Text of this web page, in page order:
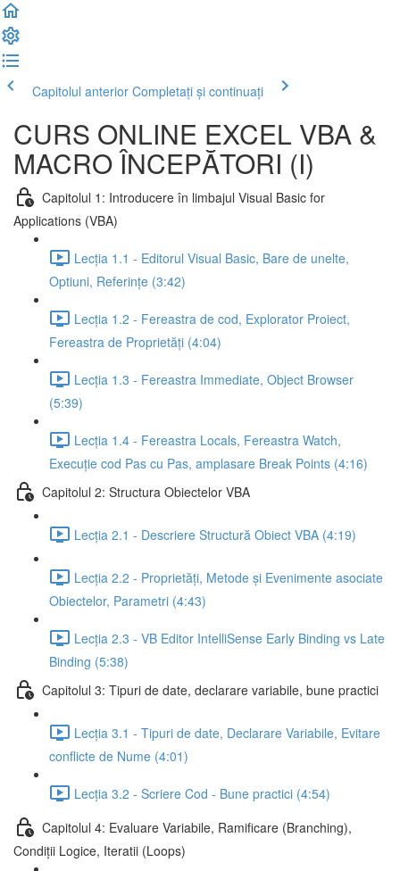
Capitolul anterior Completați și continuați
CURS ONLINE EXCEL VBA &
MACRO ÎNCEPĂTORI (I)
Capitolul 1: Introducere în limbajul Visual Basic for
Applications (VBA)
Lecția 1.1 - Editorul Visual Basic, Bare de unelte,
Optiuni, Referințe (3:42)
Lecția 1.2 - Fereastra de cod, Explorator Proiect,
Fereastra de Proprietăți (4:04)
Lecția 1.3 - Fereastra Immediate, Object Browser
(5:39)
Lecția 1.4 - Fereastra Locals, Fereastra Watch,
Execuție cod Pas cu Pas, amplasare Break Points (4:16)
Capitolul 2: Structura Obiectelor VBA
Lecția 2.1 - Descriere Structură Obiect VBA (4:19)
Lecția 2.2 - Proprietăți, Metode și Evenimente asociate
Obiectelor, Parametri (4:43)
Lecția 2.3 - VB Editor IntelliSense Early Binding vs Late
Binding (5:38)
Capitolul 3: Tipuri de date, declarare variabile, bune practici
Lecția 3.1 - Tipuri de date, Declarare Variabile, Evitare
conflicte de Nume (4:01)
Lecția 3.2 - Scriere Cod - Bune practici (4:54)
Capitolul 4: Evaluare Variabile, Ramificare (Branching),
Condiții Logice, Iteratii (Loops)